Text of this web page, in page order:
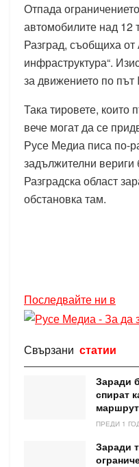
Отпада
автомобилите над 12
Разград, съобщиха
инфраструктура“.
за движението по
Така тировете, които
вече могат да се
Русе Медиа писа по-
задължителни
Разградска област
обстановка там.
Последвайте ни в
Свързани статии
Заради
спират
маршрут
ПРЕДИ 1
Заради